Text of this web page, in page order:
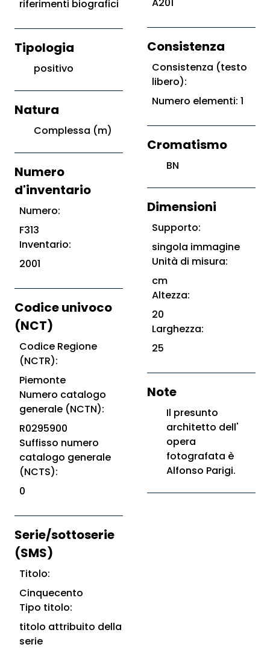
riferimenti biografici
Tipologia
positivo
Natura
Complessa (m)
Numero
d'inventario
Numero:
F313
Inventario:
2001
Codice univoco
(NCT)
Codice Regione
(NCTR):
Piemonte
Numero catalogo
generale (NCTN):
R0295900
Suffisso numero
catalogo generale
(NCTS):
0
Serie/sottoserie
(SMS)
Titolo:
Cinquecento
Tipo titolo:
titolo attribuito della
serie
Consistenza
Consistenza (testo
libero):
Numero elementi: 1
Cromatismo
BN
Dimensioni
Supporto:
singola immagine
Unità di misura:
cm
Altezza:
20
Larghezza:
25
Note
Il presunto
architetto dell'
opera
fotografata è
Alfonso Parigi.